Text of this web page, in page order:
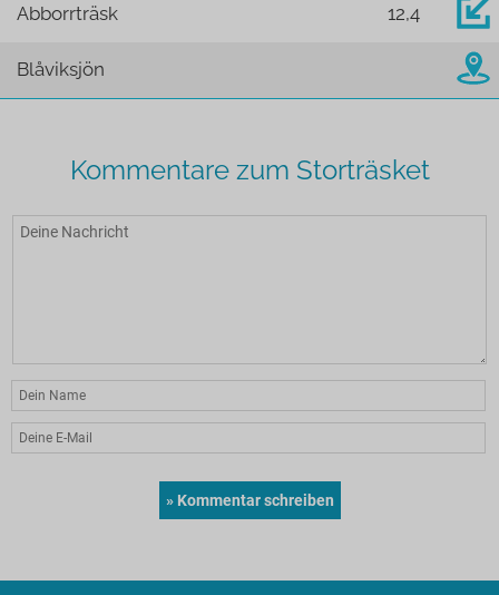
Abborrträsk 12,4
Blåviksjön
Kommentare zum Storträsket